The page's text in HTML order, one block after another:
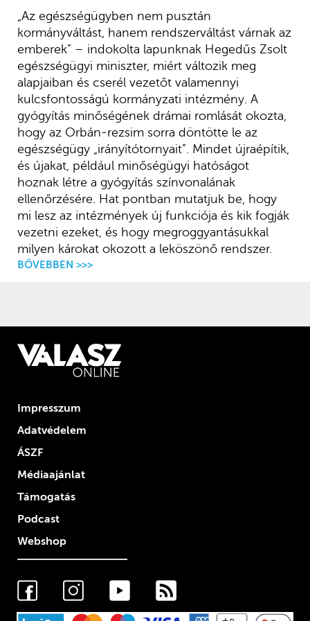
„Az egészségügyben nem pusztán
kormányváltást, hanem rendszerváltást várnak az
emberek” – indokolta lapunknak Hegedűs Zsolt
egészségügyi miniszter, miért változik meg
alapjaiban és cserél vezetőt valamennyi
kulcsfontosságú kormányzati intézmény. A
gyógyítás minőségének drámai romlását okozta,
hogy az Orbán-rezsim sorra döntötte le az
egészségügy „irányítótornyait”. Mindet újraépítik,
és újakat, például minőségügyi hatóságot
hoznak létre a gyógyítás színvonalának
ellenőrzésére. Hat pontban mutatjuk be, hogy
mi lesz az intézmények új funkciója és kik fogják
vezetni ezeket, és hogy megroggyantásukkal
milyen károkat okozott a leköszönő rendszer.
BŐVEBBEN >>>
Impresszum
Adatvédelem
ÁSZF
Médiaajánlat
Támogatás
Podcast
Webshop